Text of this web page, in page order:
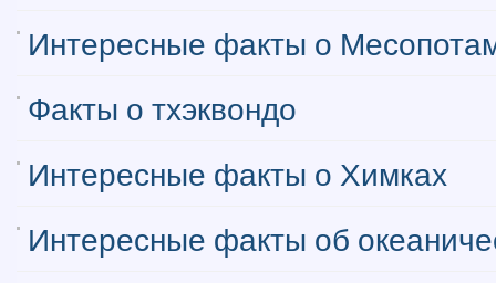
Интересные факты о
Факты о тхэквондо
Интересные факты о Химках
Интересные факты об